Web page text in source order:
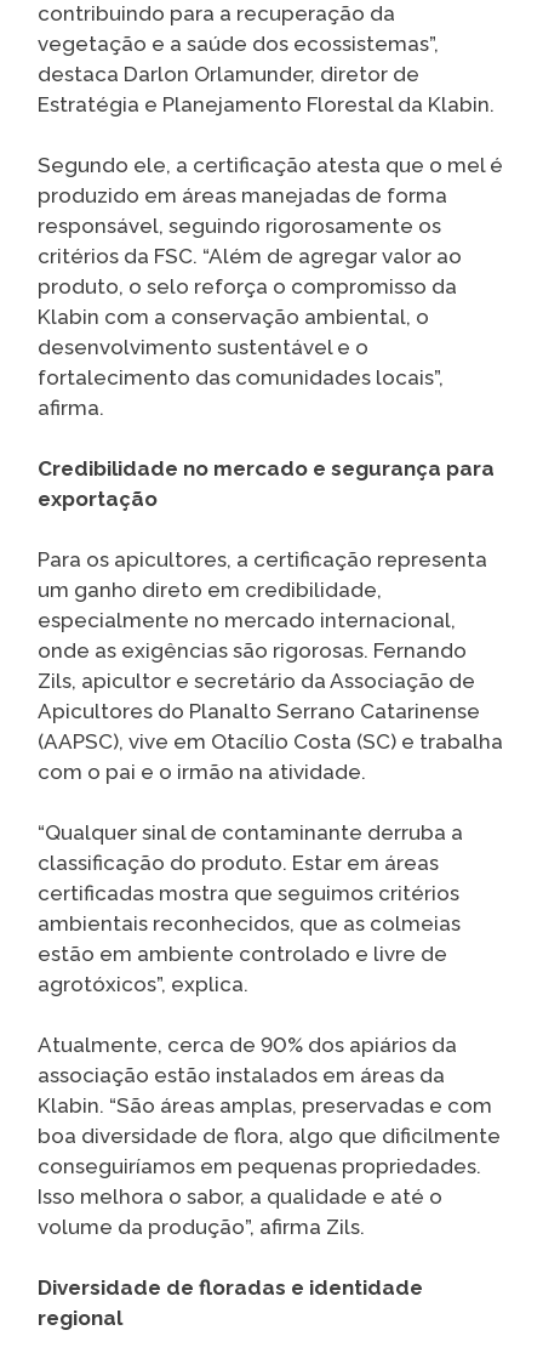
contribuindo para a recuperação da
vegetação e a saúde dos ecossistemas”,
destaca Darlon Orlamunder, diretor de
Estratégia e Planejamento Florestal da Klabin.
Segundo ele, a certificação atesta que o mel é
produzido em áreas manejadas de forma
responsável, seguindo rigorosamente os
critérios da FSC. “Além de agregar valor ao
produto, o selo reforça o compromisso da
Klabin com a conservação ambiental, o
desenvolvimento sustentável e o
fortalecimento das comunidades locais”,
afirma.
Credibilidade no mercado e segurança para
exportação
Para os apicultores, a certificação representa
um ganho direto em credibilidade,
especialmente no mercado internacional,
onde as exigências são rigorosas. Fernando
Zils, apicultor e secretário da Associação de
Apicultores do Planalto Serrano Catarinense
(AAPSC), vive em Otacílio Costa (SC) e trabalha
com o pai e o irmão na atividade.
“Qualquer sinal de contaminante derruba a
classificação do produto. Estar em áreas
certificadas mostra que seguimos critérios
ambientais reconhecidos, que as colmeias
estão em ambiente controlado e livre de
agrotóxicos”, explica.
Atualmente, cerca de 90% dos apiários da
associação estão instalados em áreas da
Klabin. “São áreas amplas, preservadas e com
boa diversidade de flora, algo que dificilmente
conseguiríamos em pequenas propriedades.
Isso melhora o sabor, a qualidade e até o
volume da produção”, afirma Zils.
Diversidade de floradas e identidade
regional